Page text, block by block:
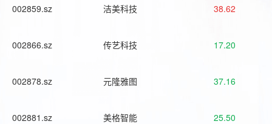
002859.sz 洁美科技 38.62
002866.sz 传艺科技 17.20
002878.sz 元隆雅图 37.16
002881.sz 美格智能 25.50